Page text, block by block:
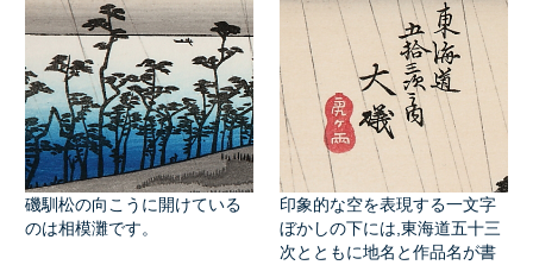
磯馴松の向こうに開けている
のは相模灘です。
印象的な空を表現する一文字
ぼかしの下には,東海道五十三
次とともに地名と作品名が書